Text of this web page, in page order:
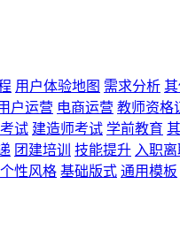
用户体验地图 需求分析
户运营 电商运营 教师资格
试 建造师考试 学前教育
团建培训 技能提升 入职离
个性风格 基础版式 通用模板